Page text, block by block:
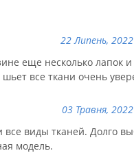
22 Липень, 2022
еще несколько лапок и
все ткани очень
03 Травня, 2022
виды тканей. Долго
модель.